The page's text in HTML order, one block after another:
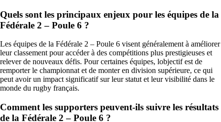
Quels sont les principaux enjeux pour les équipes de la
Fédérale 2 – Poule 6 ?
Les équipes de la Fédérale 2 – Poule 6 visent généralement à améliorer
leur classement pour accéder à des compétitions plus prestigieuses et
relever de nouveaux défis. Pour certaines équipes, lobjectif est de
remporter le championnat et de monter en division supérieure, ce qui
peut avoir un impact significatif sur leur statut et leur visibilité dans le
monde du rugby français.
Comment les supporters peuvent-ils suivre les résultats
de la Fédérale 2 – Poule 6 ?